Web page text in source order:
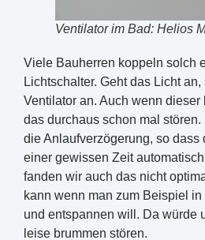
Ventilator im Bad: Helios
Viele Bauherren koppeln solch
Lichtschalter. Geht das Licht
Ventilator an. Auch wenn dieser
das durchaus schon mal
die Anlaufverzögerung, so dass
einer gewissen Zeit
fanden wir auch das nicht
kann wenn man zum Beispiel
und entspannen will. Da würde
leise brummen stören.